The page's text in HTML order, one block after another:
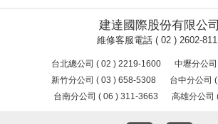
建達國際股份有限公司
維修客服電話 ( 02 ) 2602-
台北總公司 ( 02 ) 2219-1600
中壢分公
新竹分公司 ( 03 ) 658-5308
台中分公司
台南分公司 ( 06 ) 311-3663
高雄分公司